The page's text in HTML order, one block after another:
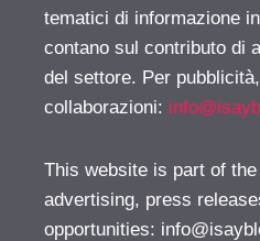
tematici di informazione
contano sul contributo di
del settore. Per
collaborazioni:
This website is part of
advertising, press
opportunities: